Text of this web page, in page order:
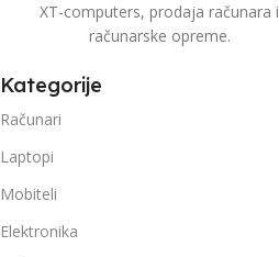
XT-computers, prodaja računara i
računarske opreme.
Kategorije
Računari
Laptopi
Mobiteli
Elektronika